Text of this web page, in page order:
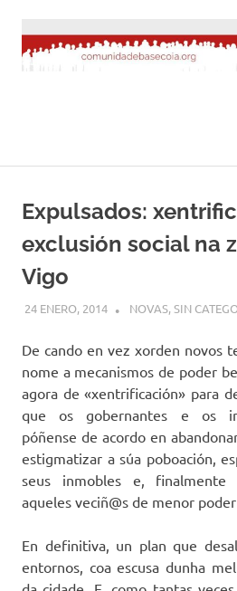
contenido
Expulsados:
exclusión social na
Vigo
24 ENERO, 2014 DESARROLLO
NOVAS,SIN
De cando en vez xorden novos
nome a mecanismos de poder
agora de «xentrificación» para
que os gobernantes e os
póñense de acordo en
estigmatizar a súa poboación,
seus inmobles e, finalmente
aqueles veciñ@s de menor
En definitiva, un plan que
entornos, coa escusa dunha